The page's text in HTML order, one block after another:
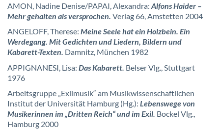
AMON, Nadine Denise/PAPAI, Alexandra: Alfons Haider –
Mehr gehalten als versprochen. Verlag 66, Amstetten 2004
ANGELOFF, Therese: Meine Seele hat ein Holzbein. Ein
Werdegang. Mit Gedichten und Liedern, Bildern und
Kabarett-Texten. Damnitz, München 1982
APPIGNANESI, Lisa: Das Kabarett. Belser Vlg., Stuttgart
1976
Arbeitsgruppe „Exilmusik“ am Musikwissenschaftlichen
Institut der Universität Hamburg (Hg.): Lebenswege von
Musikerinnen im „Dritten Reich“ und im Exil. Bockel Vlg.,
Hamburg 2000